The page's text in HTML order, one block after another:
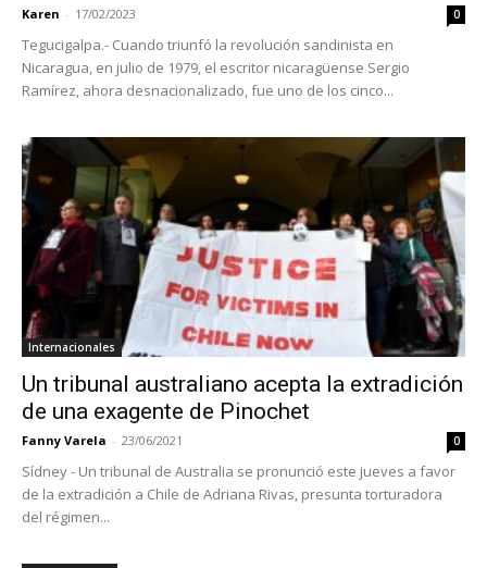
Karen - 17/02/2023 0
Tegucigalpa.- Cuando triunfó la revolución sandinista en
Nicaragua, en julio de 1979, el escritor nicaragüense Sergio
Ramírez, ahora desnacionalizado, fue uno de los cinco...
Internacionales
Un tribunal australiano acepta la extradición
de una exagente de Pinochet
Fanny Varela - 23/06/2021 0
Sídney - Un tribunal de Australia se pronunció este jueves a favor
de la extradición a Chile de Adriana Rivas, presunta torturadora
del régimen...